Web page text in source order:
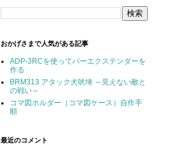
おかげさまで人気がある記事
ADP-3RCを使ってバーエクステンダーを
作る
BRM313 アタック犬吠埼 ～見えない敵と
の戦い～
コマ図ホルダー（コマ図ケース）自作手
順
最近のコメント